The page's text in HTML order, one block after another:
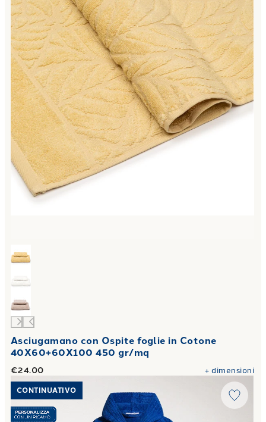
Asciugamano con Ospite foglie in Cotone
40X60+60X100 450 gr/mq
€24.00 +dimensioni
Link to "Accappatoio con Cappuccio minorca junior in
CONTINUATIVO